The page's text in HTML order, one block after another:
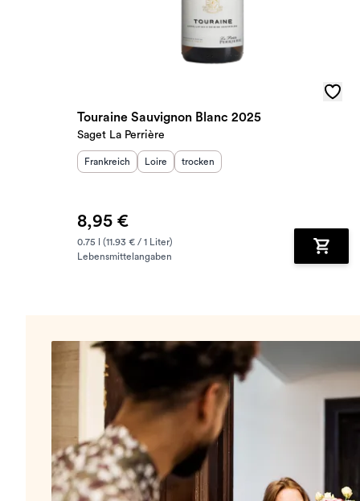
Touraine Sauvignon Blanc 2025
Saget La Perrière
Herkunftsland :
Frankreich Herkunftsregion
Loire Geschmack
trocken
8,95 €
0.75 l (11.93 € / 1 Liter)
Lebensmittelangaben
Zum